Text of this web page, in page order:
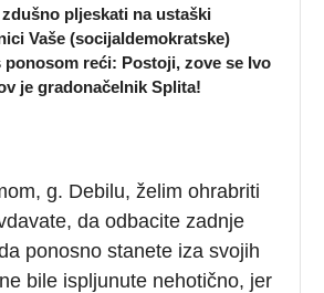
pljeskati na ustaški
Vaše (socijaldemokratske)
ponosom reći: Postoji, zove se Ivo
je gradonačelnik Splita!
g. Debilu, želim ohrabriti
da odbacite zadnje
ponosno stanete iza svojih
bile ispljunute nehotično, jer